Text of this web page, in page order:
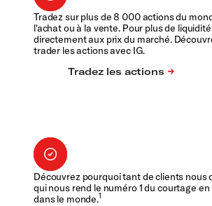
Tradez sur plus de 8 000 actions du
l'achat ou à la vente. Pour plus de
directement aux prix du marché.
trader les actions avec IG.
Découvrez pourquoi tant de clients nous
qui nous rend le numéro 1 du courtage en
dans le monde.1